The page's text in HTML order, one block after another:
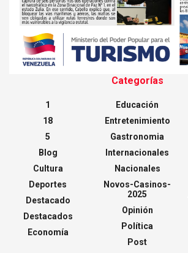
Categorías
1
18
5
Blog
Cultura
Deportes
Destacado
Destacados
Economía
Educación
Entretenimiento
Gastronomia
Internacionales
Nacionales
Novos-Casinos-
2025
Opinión
Política
Post